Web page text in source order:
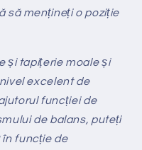
să mențineți o poziție
și tapițerie moale și
excelent de
funcției de
de balans, puteți
în funcție de